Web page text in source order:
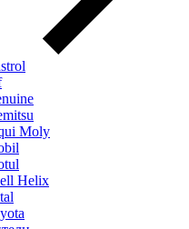
Moly
Helix